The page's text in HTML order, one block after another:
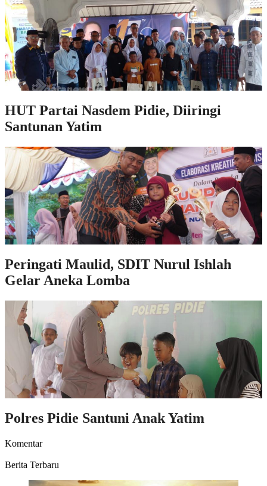
HUT Partai Nasdem Pidie, Diiringi
Santunan Yatim
Peringati Maulid, SDIT Nurul Ishlah
Gelar Aneka Lomba
Polres Pidie Santuni Anak Yatim
Komentar
Berita Terbaru